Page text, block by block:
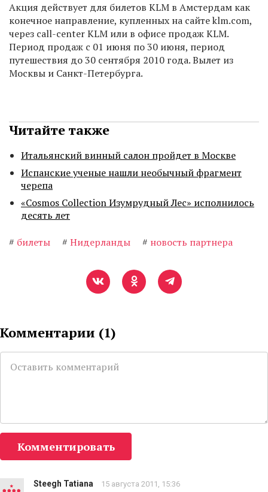
Акция действует для билетов KLM в Амстердам как
конечное направление, купленных на сайте klm.com,
через call-center KLM или в офисе продаж KLM.
Период продаж с 01 июня по 30 июня, период
путешествия до 30 сентября 2010 года. Вылет из
Москвы и Санкт-Петербурга.
Читайте также
Итальянский винный салон пройдет в Москве
Испанские ученые нашли необычный фрагмент
черепа
«Cosmos Collection Изумрудный Лес» исполнилось
десять лет
# билеты # Нидерланды # новость партнера
Комментарии (1)
Комментировать
Steegh Tatiana 15 августа 2011, 15:36